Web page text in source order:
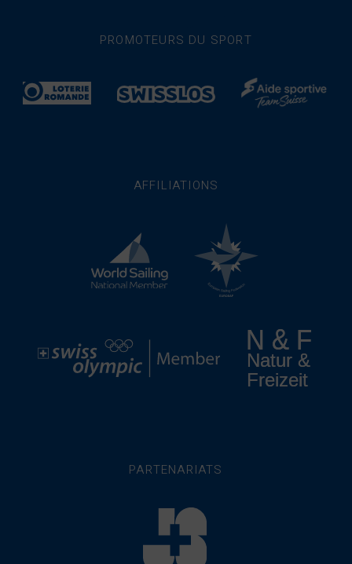
PROMOTEURS DU SPORT
AFFILIATIONS
PARTENARIATS